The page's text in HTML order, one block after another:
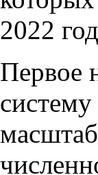
2022
Первое